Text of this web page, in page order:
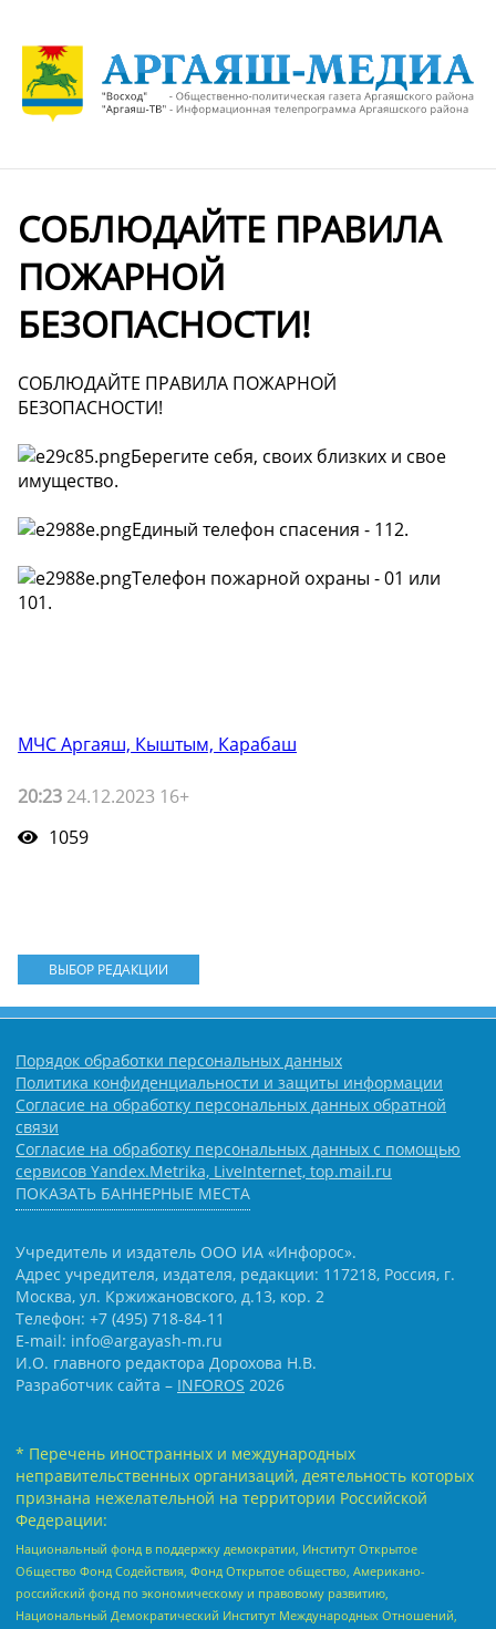
СОБЛЮДАЙТЕ ПРАВИЛА
ПОЖАРНОЙ
БЕЗОПАСНОСТИ!
СОБЛЮДАЙТЕ ПРАВИЛА ПОЖАРНОЙ
БЕЗОПАСНОСТИ!
Берегите себя, своих близких и свое
имущество.
Единый телефон спасения - 112.
Телефон пожарной охраны - 01 или
101.
МЧС Аргаяш, Кыштым, Карабаш
20:23 24.12.2023 16+
1059
ВЫБОР РЕДАКЦИИ
Порядок обработки персональных данных
Политика конфиденциальности и защиты информации
Согласие на обработку персональных данных обратной
связи
Согласие на обработку персональных данных с помощью
сервисов Yandex.Metrika, LiveInternet, top.mail.ru
ПОКАЗАТЬ БАННЕРНЫЕ МЕСТА
Учредитель и издатель ООО ИА «Инфорос».
Адрес учредителя, издателя, редакции: 117218, Россия, г.
Москва, ул. Кржижановского, д.13, кор. 2
Телефон: +7 (495) 718-84-11
E-mail: info@argayash-m.ru
И.О. главного редактора Дорохова Н.В.
Разработчик сайта – INFOROS 2026
* Перечень иностранных и международных
неправительственных организаций, деятельность которых
признана нежелательной на территории Российской
Федерации:
Национальный фонд в поддержку демократии, Институт Открытое
Общество Фонд Содействия, Фонд Открытое общество, Американо-
российский фонд по экономическому и правовому развитию,
Национальный Демократический Институт Международных Отношений,